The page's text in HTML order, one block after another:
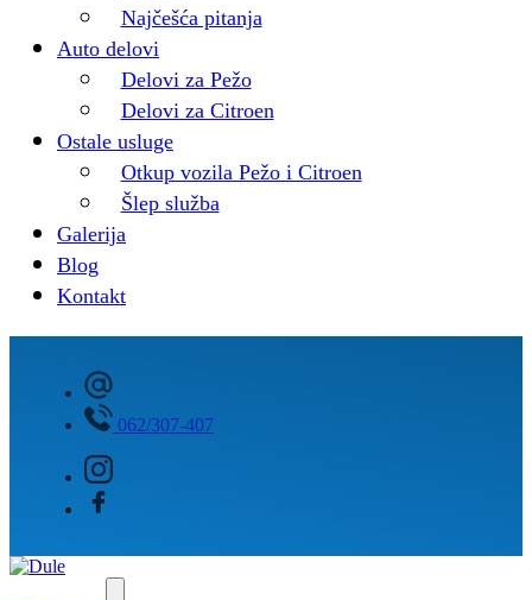
Najčešća pitanja
Auto delovi
Delovi za Pežo
Delovi za Citroen
Ostale usluge
Otkup vozila Pežo i Citroen
Šlep služba
Galerija
Blog
Kontakt
062/307-407